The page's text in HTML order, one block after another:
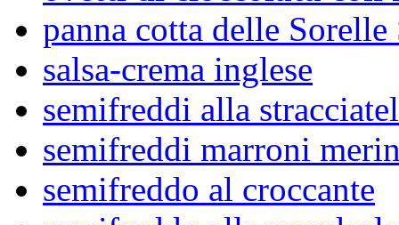
panna cotta delle
salsa-crema inglese
semifreddi alla
semifreddi marroni
semifreddo al croccante